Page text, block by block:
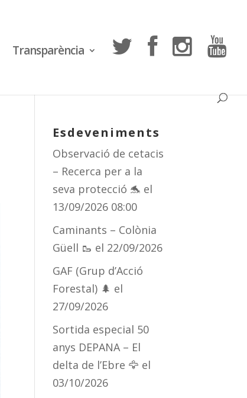
Transparència
Esdeveniments
Observació de cetacis
– Recerca per a la
seva protecció 🐬 el
13/09/2026 08:00
Caminants – Colònia
Güell 🥾 el 22/09/2026
GAF (Grup d’Acció
Forestal) 🌲 el
27/09/2026
Sortida especial 50
anys DEPANA – El
delta de l’Ebre 🦅 el
03/10/2026